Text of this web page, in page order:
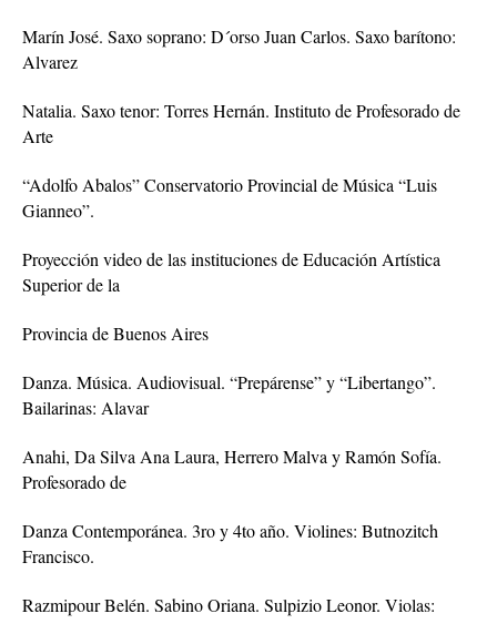
Marín José. Saxo soprano: D´orso Juan Carlos. Saxo barítono:
Alvarez
Natalia. Saxo tenor: Torres Hernán. Instituto de Profesorado de
Arte
“Adolfo Abalos” Conservatorio Provincial de Música “Luis
Gianneo”.
Proyección video de las instituciones de Educación Artística
Superior de la
Provincia de Buenos Aires
Danza. Música. Audiovisual. “Prepárense” y “Libertango”.
Bailarinas: Alavar
Anahi, Da Silva Ana Laura, Herrero Malva y Ramón Sofía.
Profesorado de
Danza Contemporánea. 3ro y 4to año. Violines: Butnozitch
Francisco.
Razmipour Belén. Sabino Oriana. Sulpizio Leonor. Violas: